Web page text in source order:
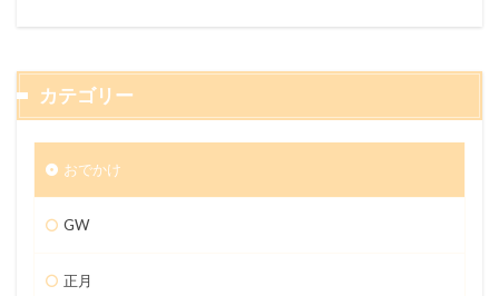
カテゴリー
おでかけ
GW
正月